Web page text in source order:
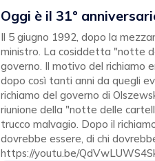
Oggi è il 31°
Il 5 giugno 1992, dopo la
ministro. La cosiddetta "notte
governo. Il motivo del richiamo
dopo così tanti anni da quegli
richiamo del governo di
riunione della "notte delle
trucco malvagio. Dopo il
dovrebbe essere, di chi
https://youtu.be/